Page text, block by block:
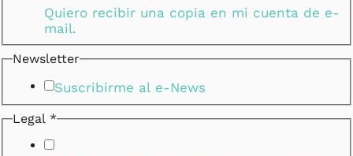
Quiero recibir una copia en mi cuenta de e-
mail.
Newsletter
Suscribirme al e-News
Legal *